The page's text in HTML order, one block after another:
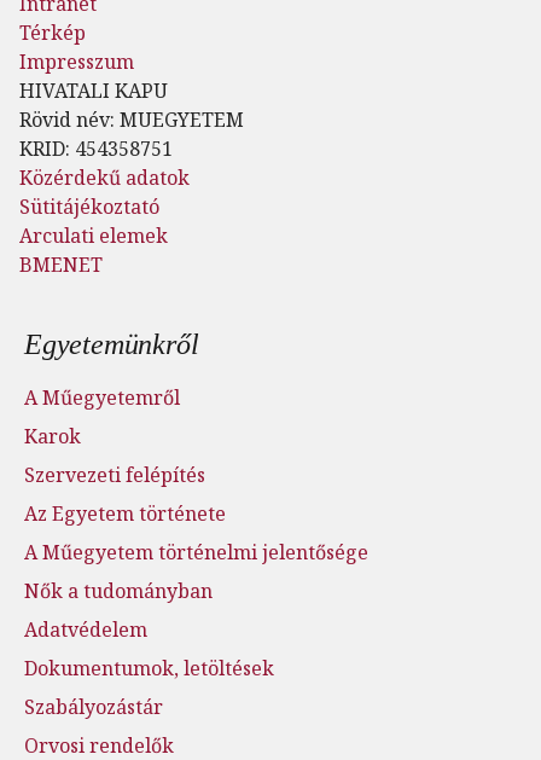
Térkép
Impresszum
HIVATALI KAPU
Rövid név: MUEGYETEM
KRID: 454358751
Közérdekű adatok
Sütitájékoztató
Arculati elemek
BMENET
Lábléc menü
Egyetemünkről
A Műegyetemről
Karok
Szervezeti felépítés
Az Egyetem története
A Műegyetem történelmi jelentősége
Nők a tudományban
Adatvédelem
Dokumentumok, letöltések
Szabályozástár
Orvosi rendelők